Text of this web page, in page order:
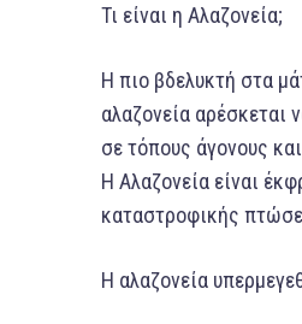
Τι είναι η Αλαζονεία;
Η πιο βδελυκτή στα
αλαζονεία αρέσκεται
σε τόπους άγονους
Η Αλαζονεία είναι
καταστροφικής
Η αλαζονεία